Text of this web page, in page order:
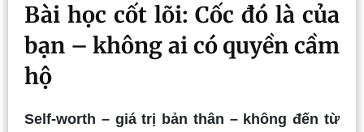
Bài học cốt lõi: Cốc đó là của
bạn – không ai có quyền cầm
hộ
Self-worth – giá trị bản thân – không đến từ